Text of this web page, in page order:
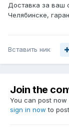
Доставка за ваш
Челябинске,
Вставить ник
Join the
You can post
sign in now to